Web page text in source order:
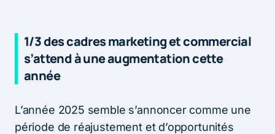
1/3 des cadres marketing et commercial
s’attend à une augmentation cette
année
L’année 2025 semble s’annoncer comme une
période de réajustement et d’opportunités